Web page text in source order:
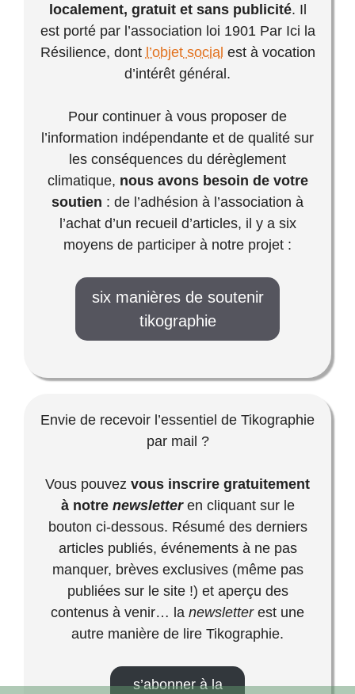
localement, gratuit et sans publicité. Il
est porté par l’association loi 1901 Par Ici la
Résilience, dont l’objet social est à vocation
d’intérêt général.
Pour continuer à vous proposer de
l’information indépendante et de qualité sur
les conséquences du dérèglement
climatique, nous avons besoin de votre
soutien : de l’adhésion à l’association à
l’achat d’un recueil d’articles, il y a six
moyens de participer à notre projet :
six manières de soutenir
tikographie
Envie de recevoir l’essentiel de Tikographie
par mail ?
Vous pouvez vous inscrire gratuitement
à notre newsletter en cliquant sur le
bouton ci-dessous. Résumé des derniers
articles publiés, événements à ne pas
manquer, brèves exclusives (même pas
publiées sur le site !) et aperçu des
contenus à venir… la newsletter est une
autre manière de lire Tikographie.
s’abonner à la